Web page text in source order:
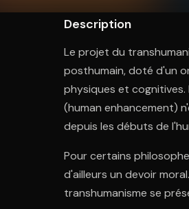
Description
Le projet du
posthumain, doté d'un
physiques et
(human enhancement)
depuis les débuts de
Pour certains
d'ailleurs un devoir
transhumanisme se